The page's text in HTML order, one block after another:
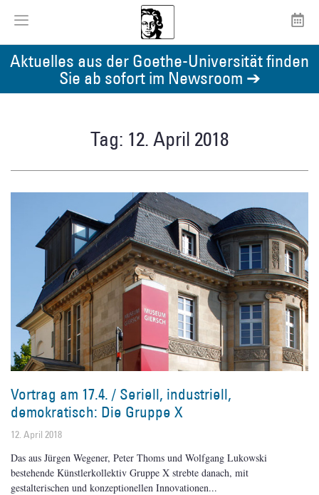
Aktuelles aus der Goethe-Universität finden
Sie ab sofort im Newsroom ➔
Tag: 12. April 2018
Vortrag am 17.4. / Seriell, industriell,
demokratisch: Die Gruppe X
12. April 2018
Das aus Jürgen Wegener, Peter Thoms und Wolfgang Lukowski
bestehende Künstlerkollektiv Gruppe X strebte danach, mit
gestalterischen und konzeptionellen Innovationen